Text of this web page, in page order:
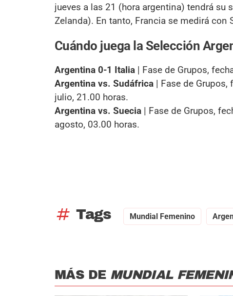
jueves a las 21 (hora argentina) tendrá su
Zelanda). En tanto, Francia se medirá
Cuándo juega la Selección
Argentina 0-1 Italia | Fase de Grupos,
Argentina vs. Sudáfrica | Fase de Grupos,
julio, 21.00 horas.
Argentina vs. Suecia | Fase de Grupos,
agosto, 03.00 horas.
tag Tags Mundial Femenino
MÁS DE MUNDIAL